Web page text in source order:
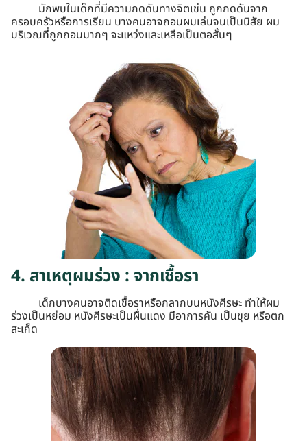
มักพบในเด็กที่มีความกดดันทางจิตเช่น ถูกกดดันจาก
ครอบครัวหรือการเรียน บางคนอาจถอนผมเล่นจนเป็นนิสัย ผม
บริเวณที่ถูกถอนมากๆ จะแหว่งและเหลือเป็นตอสั้นๆ
4. สาเหตุผมร่วง : จากเชื้อรา
เด็กบางคนอาจติดเชื้อราหรือกลากบนหนังศีรษะ ทำให้ผม
ร่วงเป็นหย่อม หนังศีรษะเป็นผื่นแดง มีอาการคัน เป็นขุย หรือตก
สะเก็ด